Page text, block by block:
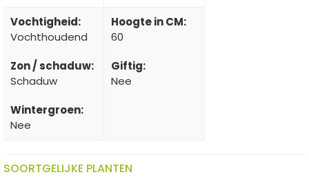
Vochtigheid:
Vochthoudend
Zon / schaduw:
Schaduw
Wintergroen:
Nee
Hoogte in CM:
60
Giftig:
Nee
SOORTGELIJKE PLANTEN